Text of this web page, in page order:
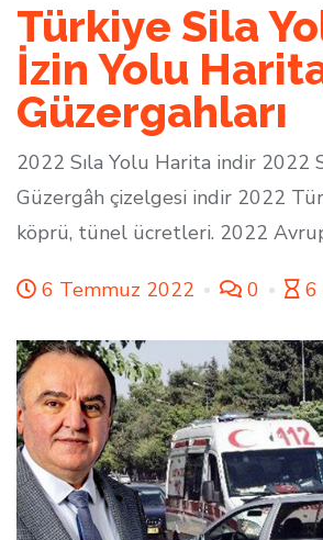
Türkiye Sila
İzin Yolu
Güzergahları
2022 Sıla Yolu Harita indir 2022
Güzergâh çizelgesi indir 2022
köprü, tünel ücretleri. 2022
6 Temmuz 2022 0 6